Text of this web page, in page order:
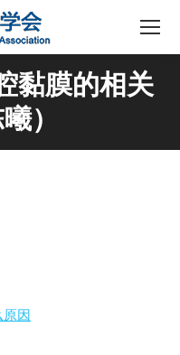
黏膜的相关
）
因